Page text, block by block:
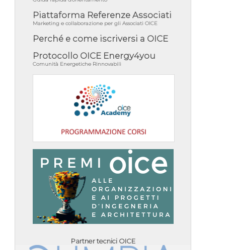
Piattaforma Referenze Associati
Marketing e collaborazione per gli Associati OICE
Perché e come iscriversi a OICE
Protocollo OICE Energy4you
Comunità Energetiche Rinnovabili
Partner tecnici OICE